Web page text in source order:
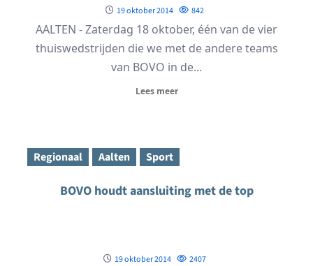
19 oktober 2014 842
AALTEN - Zaterdag 18 oktober, één van de vier
thuiswedstrijden die we met de andere teams
van BOVO in de...
Lees meer
Regionaal Aalten Sport
BOVO houdt aansluiting met de top
19 oktober 2014 2407